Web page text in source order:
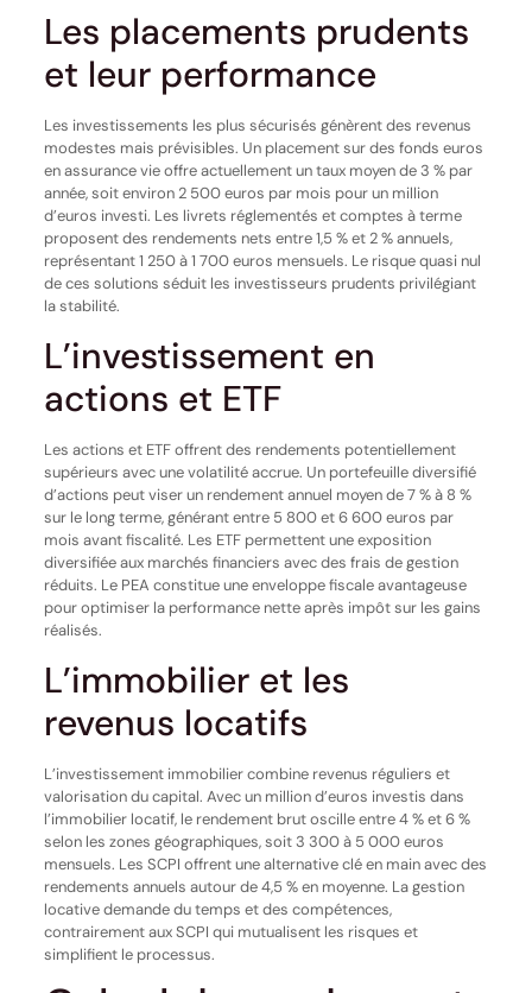
Les placements prudents
et leur performance
Les investissements les plus sécurisés génèrent des revenus
modestes mais prévisibles. Un placement sur des fonds euros
en assurance vie offre actuellement un taux moyen de 3 % par
année, soit environ 2 500 euros par mois pour un million
d’euros investi. Les livrets réglementés et comptes à terme
proposent des rendements nets entre 1,5 % et 2 % annuels,
représentant 1 250 à 1 700 euros mensuels. Le risque quasi nul
de ces solutions séduit les investisseurs prudents privilégiant
la stabilité.
L’investissement en
actions et ETF
Les actions et ETF offrent des rendements potentiellement
supérieurs avec une volatilité accrue. Un portefeuille diversifié
d’actions peut viser un rendement annuel moyen de 7 % à 8 %
sur le long terme, générant entre 5 800 et 6 600 euros par
mois avant fiscalité. Les ETF permettent une exposition
diversifiée aux marchés financiers avec des frais de gestion
réduits. Le PEA constitue une enveloppe fiscale avantageuse
pour optimiser la performance nette après impôt sur les gains
réalisés.
L’immobilier et les
revenus locatifs
L’investissement immobilier combine revenus réguliers et
valorisation du capital. Avec un million d’euros investis dans
l’immobilier locatif, le rendement brut oscille entre 4 % et 6 %
selon les zones géographiques, soit 3 300 à 5 000 euros
mensuels. Les SCPI offrent une alternative clé en main avec des
rendements annuels autour de 4,5 % en moyenne. La gestion
locative demande du temps et des compétences,
contrairement aux SCPI qui mutualisent les risques et
simplifient le processus.